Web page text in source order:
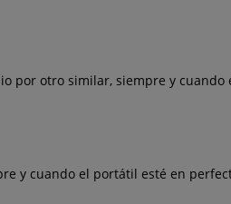
por otro similar, siempre y
y cuando el portátil esté en